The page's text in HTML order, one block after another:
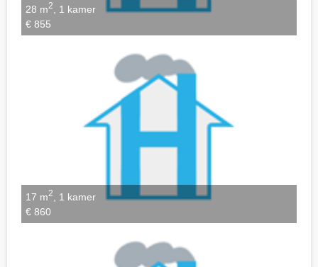
28 m2, 1 kamer
€ 855
17 m2
, 1 kamer
€ 860